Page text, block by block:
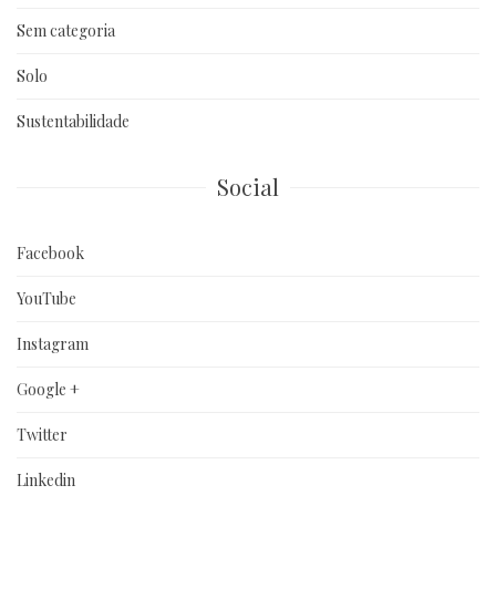
Sem categoria
Solo
Sustentabilidade
Social
Facebook
YouTube
Instagram
Google +
Twitter
Linkedin